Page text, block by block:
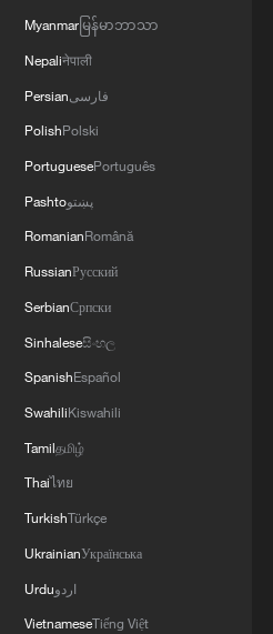
Myanmarမြန်မာဘာသာ
Nepaliनेपाली
Persianفارسی
PolishPolski
PortuguesePortuguês
Pashtoپښتو
RomanianRomână
RussianРусский
SerbianСрпски
Sinhaleseසිංහල
SpanishEspañol
SwahiliKiswahili
Tamilதமிழ்
Thaiไทย
TurkishTürkçe
UkrainianУкраїнська
Urduاردو
VietnameseTiếng Việt